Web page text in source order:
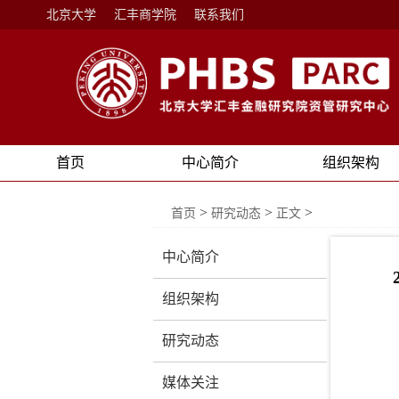
北京大学 汇丰商学院 联系我们
首页 中心简介 组织架构
首页 > 研究动态 > 正文 >
中心简介
组织架构
研究动态
媒体关注